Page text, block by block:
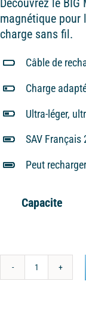
Découvrez le
magnétique pour
charge sans fil.
Câble de
Charge
Ultra-léger,
SAV Français
Peut
Capacite
quantité